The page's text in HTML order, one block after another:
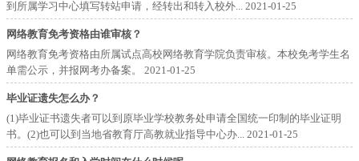
到所属学习中心填写转站申请，经转出和转入校外... 2021-01-25
网络教育免考资格由谁审核？
网络教育免考资格由所属试点高校网络教育学院负责审核。本校免考学生名
单需公示，并报网考办备案。 2021-01-25
毕业证遗失怎么办？
(1)毕业证书遗失者可以到原毕业学校教务处申请全国统一印制的毕业证明
书。(2)也可以到当地省教育厅高教就业指导中心办... 2021-01-25